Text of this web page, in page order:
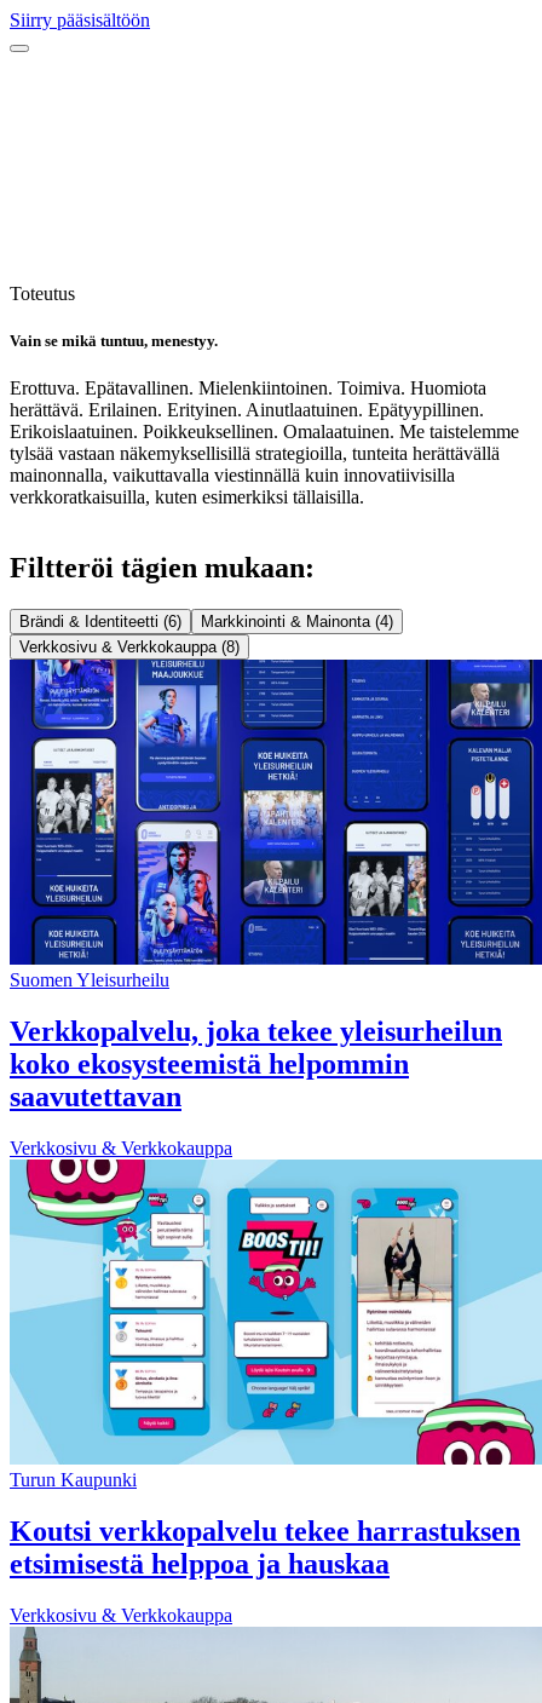
Siirry pääsisältöön
Toteutus
Vain se mikä tuntuu, menestyy.
Erottuva. Epätavallinen. Mielenkiintoinen. Toimiva. Huomiota
herättävä. Erilainen. Erityinen. Ainutlaatuinen. Epätyypillinen.
Erikoislaatuinen. Poikkeuksellinen. Omalaatuinen. Me taistelemme
tylsää vastaan näkemyksellisillä strategioilla, tunteita herättävällä
mainonnalla, vaikuttavalla viestinnällä kuin innovatiivisilla
verkkoratkaisuilla, kuten esimerkiksi tällaisilla.
Filtteröi tägien mukaan:
Brändi & Identiteetti (6)
Markkinointi & Mainonta (4)
Verkkosivu & Verkkokauppa (8)
Suomen Yleisurheilu
Verkkopalvelu, joka tekee yleisurheilun
koko ekosysteemistä helpommin
saavutettavan
Verkkosivu & Verkkokauppa
Turun Kaupunki
Koutsi verkkopalvelu tekee harrastuksen
etsimisestä helppoa ja hauskaa
Verkkosivu & Verkkokauppa